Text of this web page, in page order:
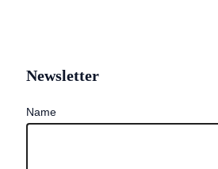
Newsletter
Name